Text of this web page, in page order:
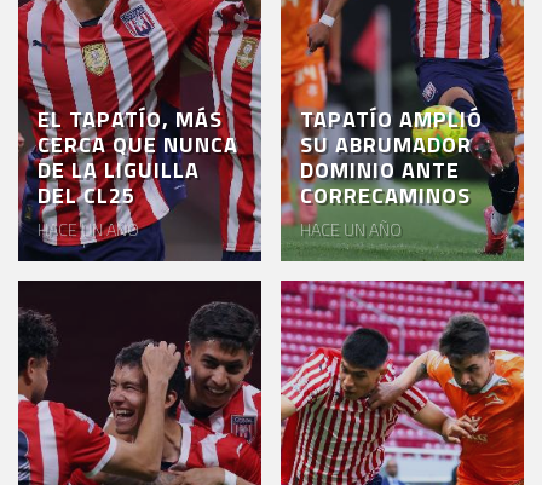
EL TAPATÍO, MÁS
CERCA QUE NUNCA
DE LA LIGUILLA
DEL CL25
HACE UN AÑO
TAPATÍO AMPLIÓ
SU ABRUMADOR
DOMINIO ANTE
CORRECAMINOS
HACE UN AÑO